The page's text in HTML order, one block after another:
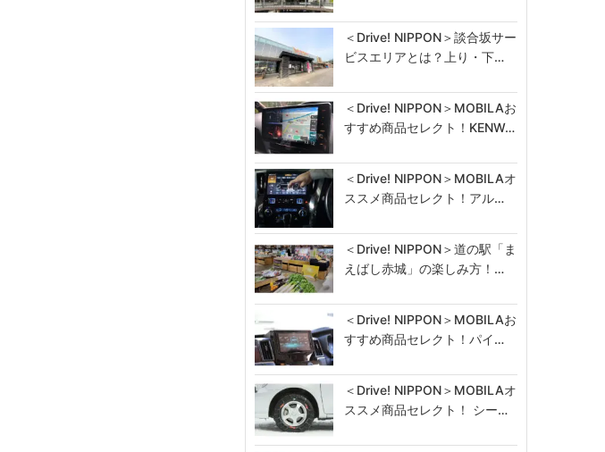
＜Drive! NIPPON＞談合坂サー
ビスエリアとは？上り・下…
＜Drive! NIPPON＞MOBILAお
すすめ商品セレクト！KENW…
＜Drive! NIPPON＞MOBILAオ
ススメ商品セレクト！アル…
＜Drive! NIPPON＞道の駅「ま
えばし赤城」の楽しみ方！…
＜Drive! NIPPON＞MOBILAお
すすめ商品セレクト！パイ…
＜Drive! NIPPON＞MOBILAオ
ススメ商品セレクト！ シー…